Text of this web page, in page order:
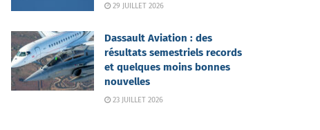
29 JUILLET 2026
Dassault Aviation : des
résultats semestriels records
et quelques moins bonnes
nouvelles
23 JUILLET 2026